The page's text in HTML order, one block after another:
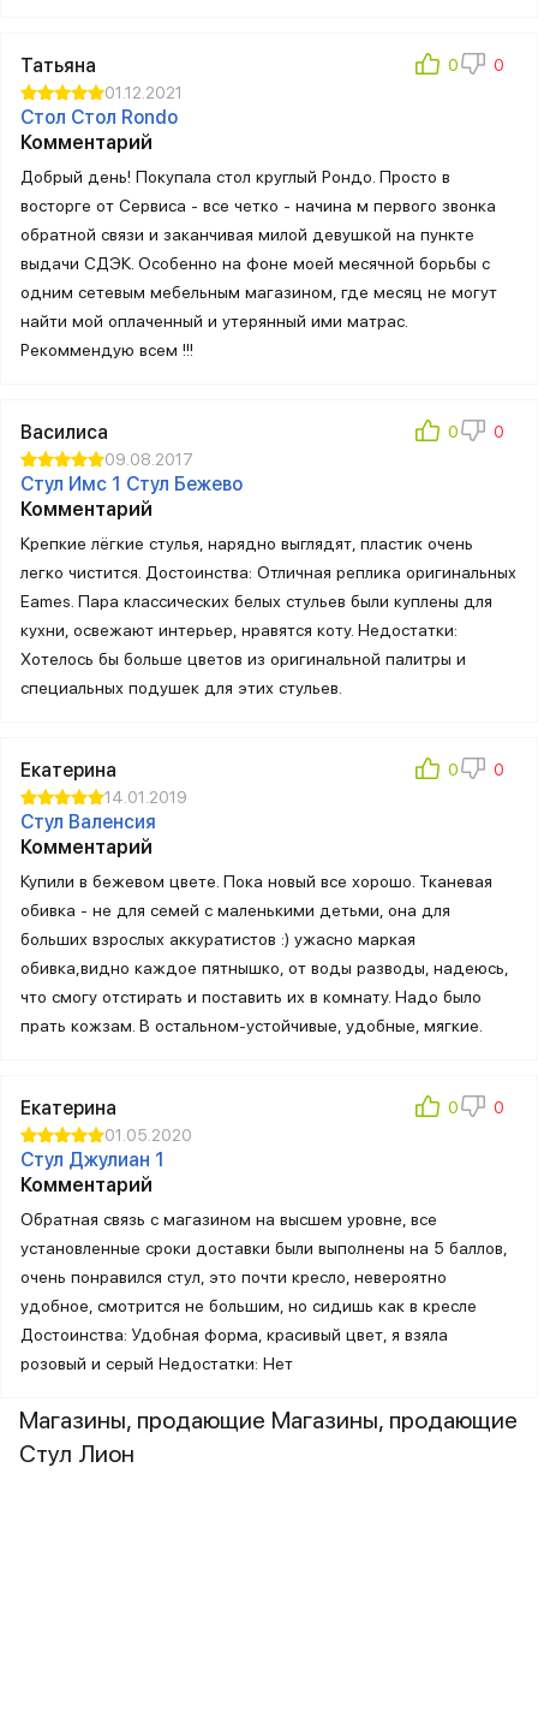
Татьяна
01.12.2021
Стол Стол Rondo
Комментарий
Добрый день! Покупала стол круглый Рондо. Просто в
восторге от Сервиса - все четко - начина м первого звонка
обратной связи и заканчивая милой девушкой на пункте
выдачи СДЭК. Особенно на фоне моей месячной борьбы с
одним сетевым мебельным магазином, где месяц не могут
найти мой оплаченный и утерянный ими матрас.
Рекоммендую всем !!!
Василиса
09.08.2017
Стул Имс 1 Стул Бежево
Комментарий
Крепкие лёгкие стулья, нарядно выглядят, пластик очень
легко чистится. Достоинства: Отличная реплика оригинальных
Eames. Пара классических белых стульев были куплены для
кухни, освежают интерьер, нравятся коту. Недостатки:
Хотелось бы больше цветов из оригинальной палитры и
специальных подушек для этих стульев.
Екатерина
14.01.2019
Стул Валенсия
Комментарий
Купили в бежевом цвете. Пока новый все хорошо. Тканевая
обивка - не для семей с маленькими детьми, она для
больших взрослых аккуратистов :) ужасно маркая
обивка,видно каждое пятнышко, от воды разводы, надеюсь,
что смогу отстирать и поставить их в комнату. Надо было
прать кожзам. В остальном-устойчивые, удобные, мягкие.
Екатерина
01.05.2020
Стул Джулиан 1
Комментарий
Обратная связь с магазином на высшем уровне, все
установленные сроки доставки были выполнены на 5 баллов,
очень понравился стул, это почти кресло, невероятно
удобное, смотрится не большим, но сидишь как в кресле
Достоинства: Удобная форма, красивый цвет, я взяла
розовый и серый Недостатки: Нет
Магазины, продающие Магазины, продающие
Стул Лион